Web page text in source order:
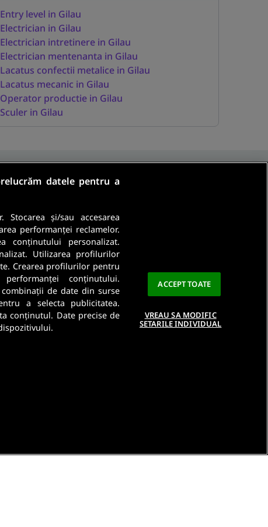
Entry level in Gilau
Electrician in Gilau
Electrician intretinere in Gilau
Electrician mentenanta in Gilau
Lacatus confectii metalice in Gilau
Lacatus mecanic in Gilau
Operator productie in Gilau
Sculer in Gilau
este importanta pentru noi. CitestePolitica De
datele pentru a
Stocarea și/sau accesarea
performanței reclamelor.
conținutului personalizat.
Utilizarea profilurilor
Crearea profilurilor pentru
conținutului.
de date din surse
a selecta publicitatea.
conținutul. Date precise de
ACCEPT TOATE
VREAU SA MODIFIC
SETARILE INDIVIDUAL